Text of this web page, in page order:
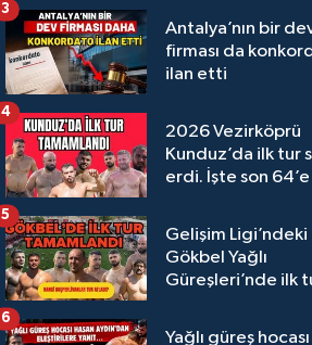
Antalya’nın bir
firması da
ilan etti
3
2026 Vezirköprü
Kunduz’da ilk tur
erdi. İşte son 64’e
4
Gelişim Ligi’ndeki
Gökbel Yağlı
Güreşleri’nde ilk
5
Yağlı güreş hocası
6